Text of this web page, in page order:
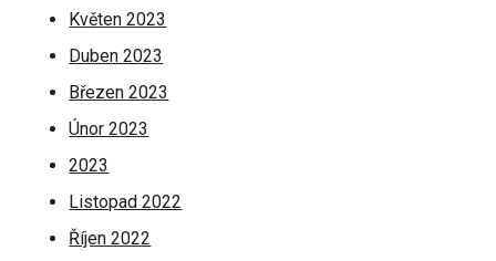
Květen 2023
Duben 2023
Březen 2023
Únor 2023
2023
Listopad 2022
Říjen 2022